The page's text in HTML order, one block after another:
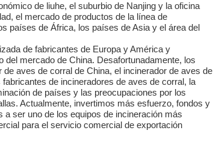
de liuhe, el suburbio de Nanjing y la oficina
el mercado de productos de la línea de
países de África, los países de Asia y el área del
de fabricantes de Europa y América y
mercado de China. Desafortunadamente, los
aves de corral de China, el incinerador de aves de
de incineradores de aves de corral, la
de países y las preocupaciones por los
Actualmente, invertimos más esfuerzo, fondos y
ser uno de los equipos de incineración más
para el servicio comercial de exportación